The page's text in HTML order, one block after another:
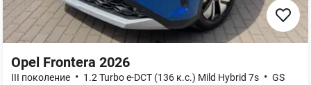
Opel Frontera 2026
III поколение • 1.2 Turbo e-DCT (136 к.с.) Mild Hybrid 7s • GS